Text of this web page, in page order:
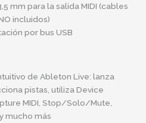
mm para la salida MIDI (cables
incluidos)
por bus USB
de Ableton Live: lanza
pistas, utiliza Device
MIDI, Stop/Solo/Mute,
mucho más